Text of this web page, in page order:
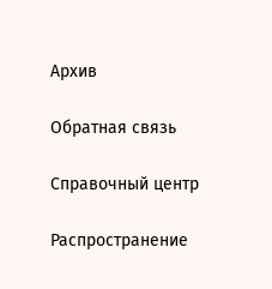
Архив
Обратная связь
Справочный центр
Распространение